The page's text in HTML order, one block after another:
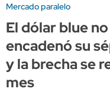
Mercado paralelo
El dólar blue
encadenó su
y la brecha se
mes